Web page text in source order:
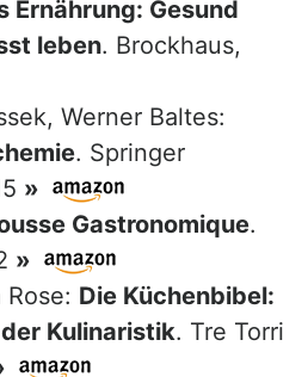
Ernährung: Gesund
leben. Brockhaus,
Werner Baltes:
. Springer
»
Gastronomique.
»
Die Küchenbibel:
Kulinaristik. Tre Torri